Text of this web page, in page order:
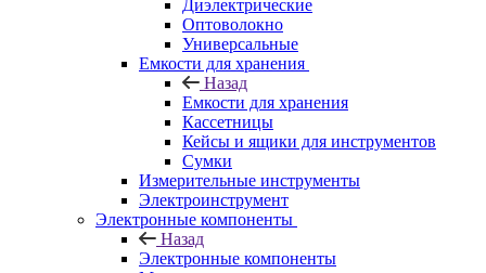
Диэлектрические
Оптоволокно
Универсальные
Емкости для хранения
Назад
Емкости для хранения
Кассетницы
Кейсы и ящики для инструментов
Сумки
Измерительные инструменты
Электроинструмент
Электронные компоненты
Назад
Электронные компоненты